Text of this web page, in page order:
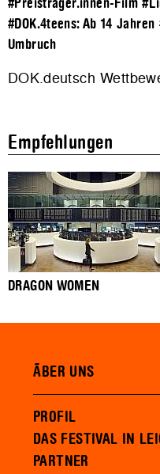
#Preisträger.innen-Film
#DOK.4teens: Ab 14 Jahren
Umbruch
DOK.deutsch
Empfehlungen
DRAGON WOMEN
ÃBER UNS
PROFIL
DAS FESTIVAL IN
PARTNER